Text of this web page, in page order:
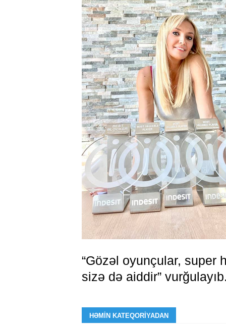
“Gözəl oyunçular, super
sizə də aiddir”
HƏMIN KATEQORIYADAN